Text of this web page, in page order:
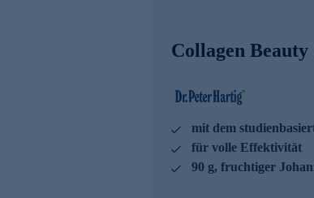
Collagen
mit dem
für volle Effektivität
90 g, fruchtiger